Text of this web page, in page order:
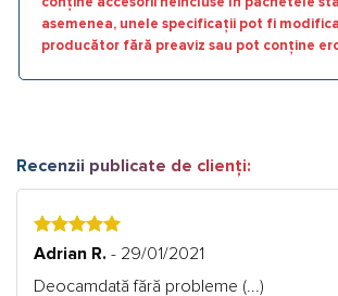
conține accesorii neincluse în pachetele
asemenea, unele specificații pot fi
producător fără preaviz sau pot conține
Recenzii publicate de clienți:
5
Adrian R. - 29/01/2021
Deocamdată fără probleme (...)